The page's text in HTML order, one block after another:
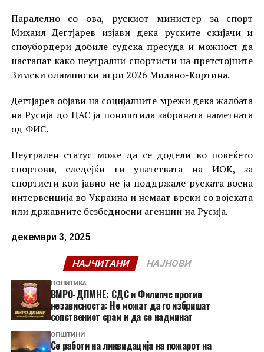
Паралелно со ова, рускиот министер за спорт
Михаил Дегтјарев изјави дека руските скијачи и
сноубордери добиле судска пресуда и можност да
настапат како неутрални спортисти на претстојните
Зимски олимписки игри 2026 Милано-Кортина.
Дегтјарев објави на социјалните мрежи дека жалбата
на Русија до ЦАС ја поништила забраната наметната
од ФИС.
Неутрален статус може да се додели во повеќето
спортови, следејќи ги упатствата на ИОК, за
спортисти кои јавно не ја поддржале руската воена
интервенција во Украина и немаат врски со војската
или државните безбедносни агенции на Русија.
декември 3, 2025
НАЈЧИТАНИ НАЈНОВИ
ПОЛИТИКА
ВМРО-ДПМНЕ: СДС и Филипче против
независноста: Не можат да го избришат
сопствениот срам и да се надминат
ОПШТИНИ
Се работи на ликвидација на пожарот на